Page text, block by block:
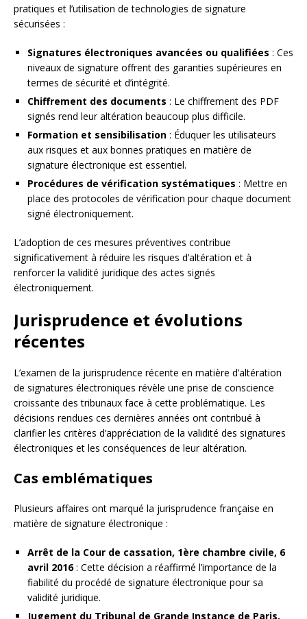
pratiques et l’utilisation de technologies de signature
sécurisées :
Signatures électroniques avancées ou qualifiées : Ces
niveaux de signature offrent des garanties supérieures en
termes de sécurité et d’intégrité.
Chiffrement des documents : Le chiffrement des PDF
signés rend leur altération beaucoup plus difficile.
Formation et sensibilisation : Éduquer les utilisateurs
aux risques et aux bonnes pratiques en matière de
signature électronique est essentiel.
Procédures de vérification systématiques : Mettre en
place des protocoles de vérification pour chaque document
signé électroniquement.
L’adoption de ces mesures préventives contribue
significativement à réduire les risques d’altération et à
renforcer la validité juridique des actes signés
électroniquement.
Jurisprudence et évolutions
récentes
L’examen de la jurisprudence récente en matière d’altération
de signatures électroniques révèle une prise de conscience
croissante des tribunaux face à cette problématique. Les
décisions rendues ces dernières années ont contribué à
clarifier les critères d’appréciation de la validité des signatures
électroniques et les conséquences de leur altération.
Cas emblématiques
Plusieurs affaires ont marqué la jurisprudence française en
matière de signature électronique :
Arrêt de la Cour de cassation, 1ère chambre civile, 6
avril 2016: Cette décision a réaffirmé l’importance de la
fiabilité du procédé de signature électronique pour sa
validité juridique.
Jugement du Tribunal de Grande Instance de Paris,